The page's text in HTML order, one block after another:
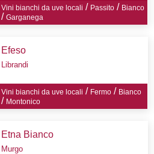
Vini bianchi da uve locali / Passito/ Bianco
/ Garganega
Efeso
Librandi
Vini bianchi da uve locali / Fermo/ Bianco
/ Montonico
Etna Bianco
Murgo